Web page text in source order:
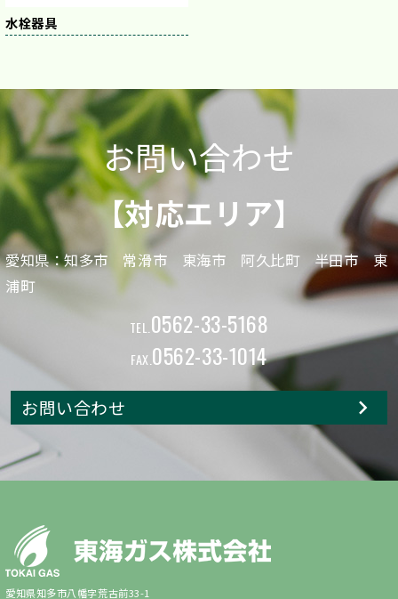
水栓器具
お問い合わせ
【対応エリア】
愛知県：知多市 常滑市 東海市 阿久比町 半田市 東
浦町
TEL.0562-33-5168
FAX.0562-33-1014
お問い合わせ
愛知県知多市八幡字荒古前33-1